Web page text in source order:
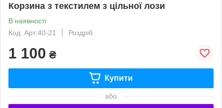
Корзина з текстилем з цільної лози
В наявності
Код: Арт:40-21
Роздріб
1 100 ₴
Купити
або